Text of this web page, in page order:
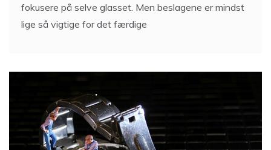
fokusere på selve glasset. Men beslagene er mindst
lige så vigtige for det færdige